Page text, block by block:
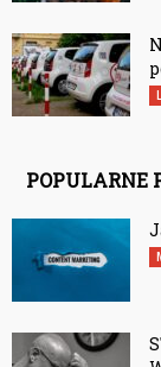
POPULARNE